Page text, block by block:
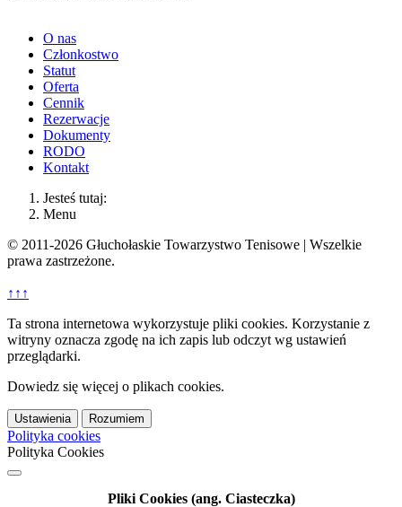
O nas
Członkostwo
Statut
Oferta
Cennik
Rezerwacje
Dokumenty
RODO
Kontakt
Jesteś tutaj:
Menu
© 2011-2026 Głuchołaskie Towarzystwo Tenisowe | Wszelkie
prawa zastrzeżone.
↑↑↑
Ta strona internetowa wykorzystuje pliki cookies. Korzystanie z
witryny oznacza zgodę na ich zapis lub odczyt wg ustawień
przeglądarki.
Dowiedz się więcej o plikach cookies.
Ustawienia Rozumiem
Polityka cookies
Polityka Cookies
Pliki Cookies (ang. Ciasteczka)